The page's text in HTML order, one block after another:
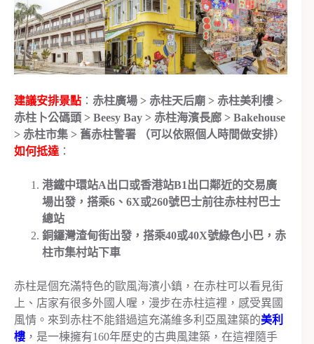
建議安排景點 ： 赤柱廣場 > 赤柱天后廟 > 赤柱美利樓 >
赤柱卜公碼頭 > Beesy Bay > 赤柱海濱長廊 > Bakehouse
> 赤柱市集 > 舊赤柱警署 （可以依照個人時間做安排）
如何抵達 ：
港鐵中環站A出口或香港站B1出口鄰近的交易廣
場出發，搭乘6、6X或260號巴士前往赤柱村巴士
總站
銅鑼灣渣甸街出發，搭乘40或40X號綠色小巴，赤
柱市集村站下車
赤柱是個充滿特色的歐風海濱小鎮，在赤柱可以看見街
上、店家有很多外國人喔，漫步在赤柱這裡，感受異國
風情。來到赤柱不能錯過這充滿維多利亞風建築的美利
樓 ，是一棟擁有160年歷史的古典風建築，在這裡隨手